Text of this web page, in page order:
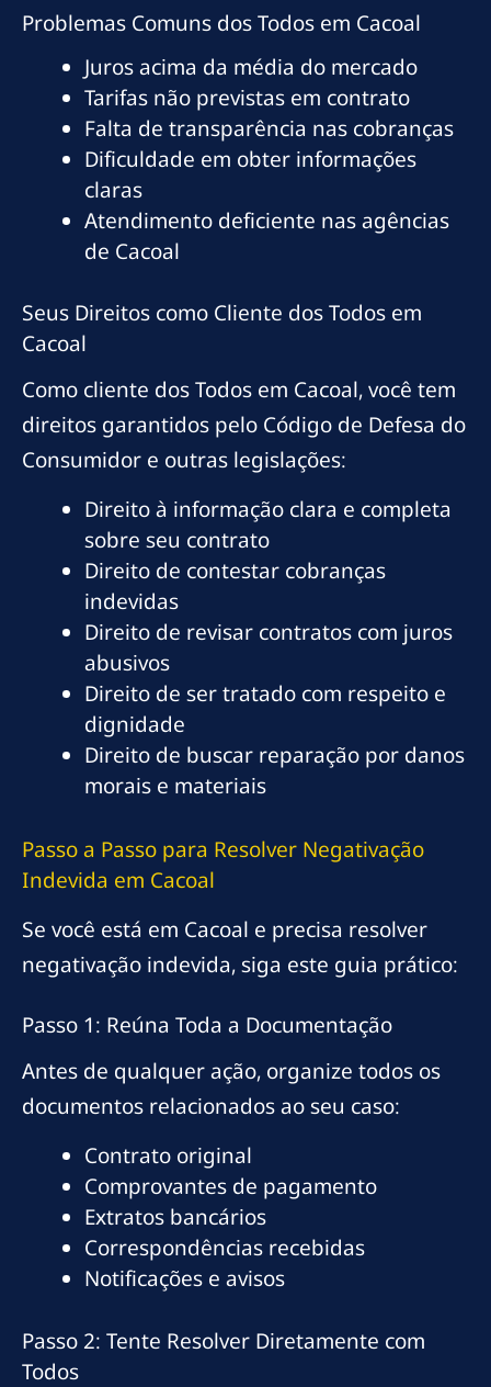
Problemas Comuns dos Todos em Cacoal
Juros acima da média do mercado
Tarifas não previstas em contrato
Falta de transparência nas cobranças
Dificuldade em obter informações
claras
Atendimento deficiente nas agências
de Cacoal
Seus Direitos como Cliente dos Todos em
Cacoal
Como cliente dos Todos em Cacoal, você tem
direitos garantidos pelo Código de Defesa do
Consumidor e outras legislações:
Direito à informação clara e completa
sobre seu contrato
Direito de contestar cobranças
indevidas
Direito de revisar contratos com juros
abusivos
Direito de ser tratado com respeito e
dignidade
Direito de buscar reparação por danos
morais e materiais
Passo a Passo para Resolver Negativação
Indevida em Cacoal
Se você está em Cacoal e precisa resolver
negativação indevida, siga este guia prático:
Passo 1: Reúna Toda a Documentação
Antes de qualquer ação, organize todos os
documentos relacionados ao seu caso:
Contrato original
Comprovantes de pagamento
Extratos bancários
Correspondências recebidas
Notificações e avisos
Passo 2: Tente Resolver Diretamente com
Todos